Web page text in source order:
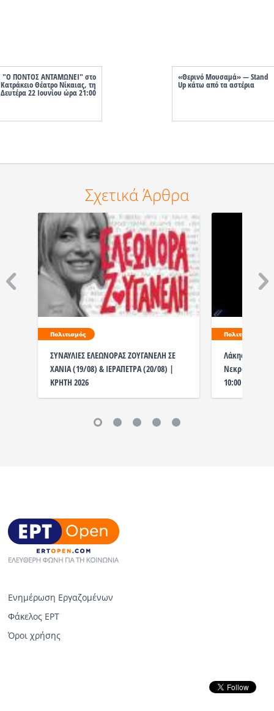
"Ο ΠΟΝΤΟΣ ΑΝΤΑΜΩΝΕΙ" στο
Κατράκειο Θέατρο Νίκαιας, τη
Δευτέρα 22 Ιουνίου ώρα 21:00
«Θερινό Μουσαμά» — Stand
Up κάτω από τα αστέρια
Σχετικά Άρθρα
Πολιτισμός
ΣΥΝΑΥΛΙΕΣ ΕΛΕΩΝΟΡΑΣ ΖΟΥΓΑΝΕΛΗ ΣΕ
ΧΑΝΙΑ (19/08) & ΙΕΡΑΠΕΤΡΑ (20/08) |
ΚΡΗΤΗ 2026
Πολιτισμός
Λάκης
Νεκροταφείο
10:00 το
Ενημέρωση Εργαζομένων
Φάκελος ΕΡΤ
Όροι χρήσης